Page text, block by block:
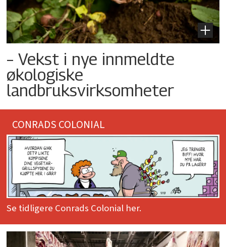
– Vekst i nye innmeldte
økologiske
landbruksvirksomheter
CONRADS COLONIAL
Se tidligere Conrads Colonial her.